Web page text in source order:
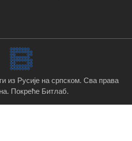
Русије на српском. Сва права
Покреће Битлаб.